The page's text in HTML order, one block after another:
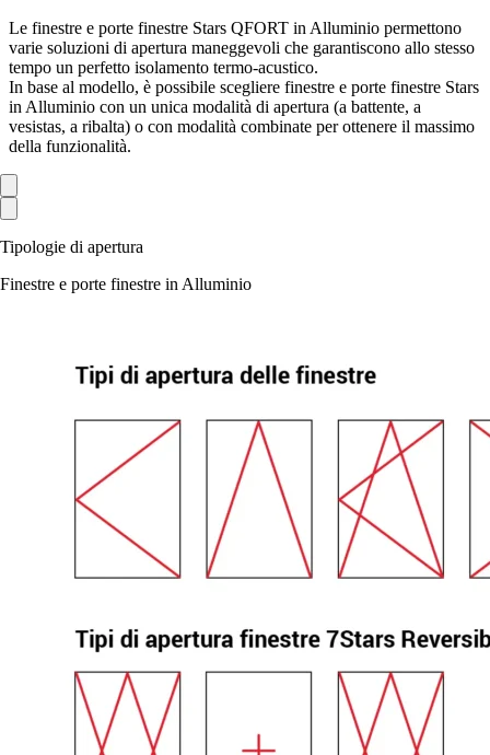
Le finestre e porte finestre Stars QFORT in Alluminio permettono
varie soluzioni di apertura maneggevoli che garantiscono allo stesso
tempo un perfetto isolamento termo-acustico.
In base al modello, è possibile scegliere finestre e porte finestre Stars
in Alluminio con un unica modalità di apertura (a battente, a
vesistas, a ribalta) o con modalità combinate per ottenere il massimo
della funzionalità.
Tipologie di apertura
Finestre e porte finestre in Alluminio